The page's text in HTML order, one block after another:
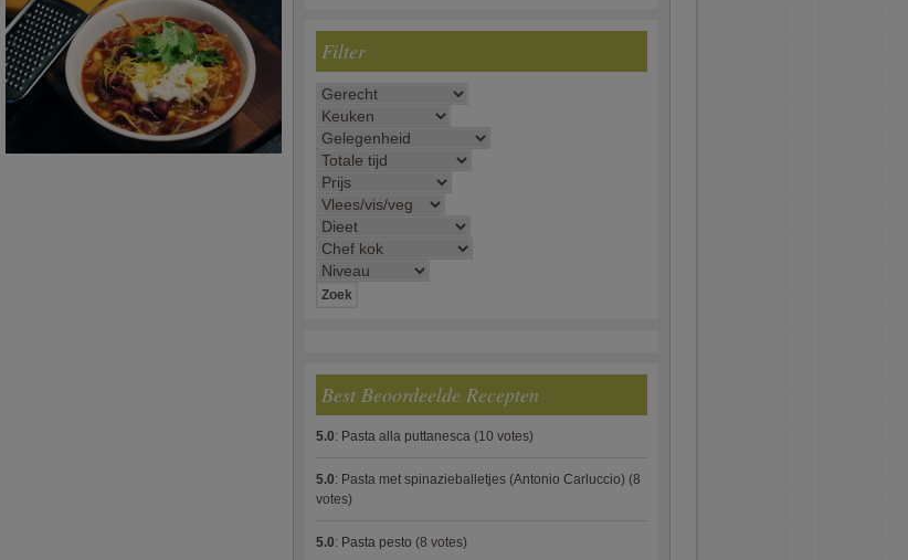
Filter
Best Beoordeelde Recepten
5.0: Pasta alla puttanesca (10 votes)
5.0: Pasta met spinazieballetjes (Antonio Carluccio) (8
votes)
5.0: Pasta pesto (8 votes)